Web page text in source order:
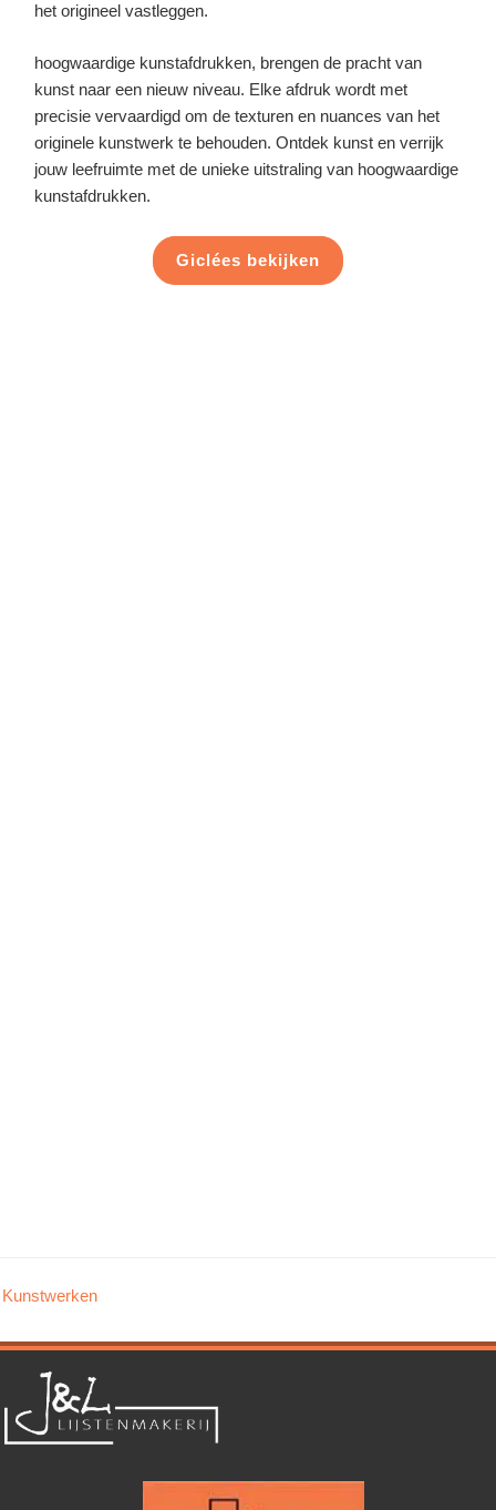
het origineel vastleggen.
hoogwaardige kunstafdrukken, brengen de pracht van
kunst naar een nieuw niveau. Elke afdruk wordt met
precisie vervaardigd om de texturen en nuances van het
originele kunstwerk te behouden. Ontdek kunst en verrijk
jouw leefruimte met de unieke uitstraling van hoogwaardige
kunstafdrukken.
Giclées bekijken
Kunstwerken